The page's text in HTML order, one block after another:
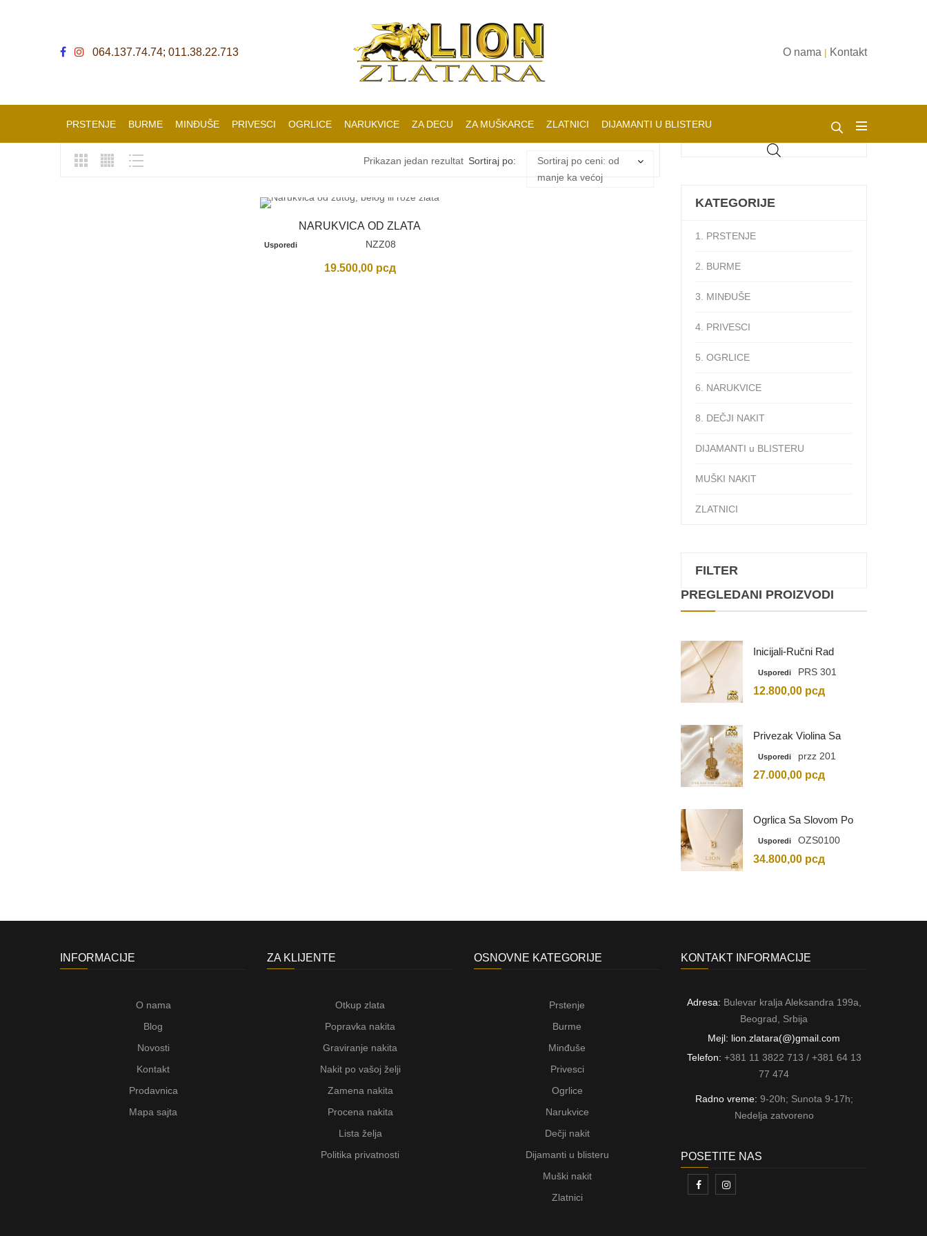
064.137.74.74; 011.38.22.713 O nama | Kontakt
PRSTENJE BURME MINĐUŠE PRIVESCI OGRLICE NARUKVICE ZA DECU ZA MUŠKARCE ZLATNICI DIJAMANTI U BLISTERU
Prikazan jedan rezultat Sortiraj po:
Sortiraj po ceni: od
manje ka većoj
NARUKVICA OD ZLATA
Usporedi NZZ08
19.500,00 рсд
KATEGORIJE
1. PRSTENJE
2. BURME
3. MINĐUŠE
4. PRIVESCI
5. OGRLICE
6. NARUKVICE
8. DEČJI NAKIT
DIJAMANTI u BLISTERU
MUŠKI NAKIT
ZLATNICI
FILTER
PREGLEDANI PROIZVODI
Inicijali-Ručni Rad
Usporedi PRS 301
12.800,00 рсд
Privezak Violina Sa
Graviranim Inicijalima
Usporedi przz 201
27.000,00 рсд
Ogrlica Sa Slovom Po
Vašem Izboru
Usporedi OZS0100
34.800,00 рсд
INFORMACIJE
O nama
Blog
Novosti
Kontakt
Prodavnica
Mapa sajta
ZA KLIJENTE
Otkup zlata
Popravka nakita
Graviranje nakita
Nakit po vašoj želji
Zamena nakita
Procena nakita
Lista želja
Politika privatnosti
OSNOVNE KATEGORIJE
Prstenje
Burme
Minđuše
Privesci
Ogrlice
Narukvice
Dečji nakit
Dijamanti u blisteru
Muški nakit
Zlatnici
KONTAKT INFORMACIJE
Adresa: Bulevar kralja Aleksandra 199a,
Beograd, Srbija
Mejl: lion.zlatara(@)gmail.com
Telefon: +381 11 3822 713 / +381 64 13
77 474
Radno vreme: 9-20h; Sunota 9-17h;
Nedelja zatvoreno
POSETITE NAS